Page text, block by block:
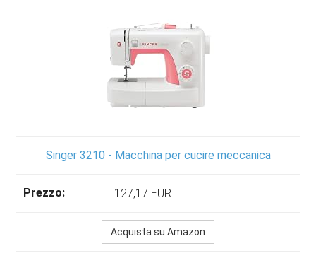
Singer 3210 - Macchina per cucire meccanica
127,17 EUR
Acquista su Amazon